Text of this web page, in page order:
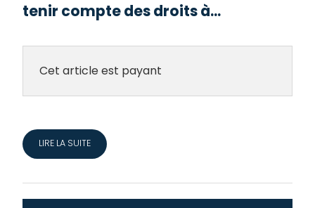
tenir compte des droits à...
Cet article est payant
LIRE LA SUITE